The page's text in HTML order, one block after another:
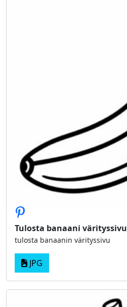
Tulosta banaani värityssivu
tulosta banaanin värityssivu
JPG